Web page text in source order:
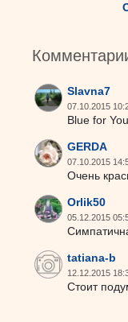
Slavna7
07.10.2015
Blue for
GERDA
07.10.2015
Очень
Orlik50
05.12.2015
tatiana-b
12.12.2015
Стоит